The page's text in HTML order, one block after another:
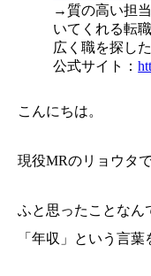
→質の高い担
いてくれる転
広く職を探し
公式サイト：
こんにちは。
現役MRのリョウタで
ふと思ったことなん
「年収」という言葉